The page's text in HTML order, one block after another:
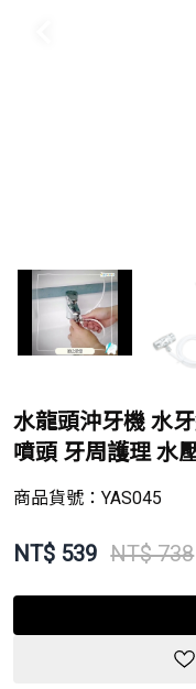
水龍頭沖牙機 水
噴頭 牙周護理 水
商品貨號：YAS045
NT$ 539 NT$ 738